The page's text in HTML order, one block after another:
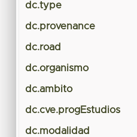
dc.type
dc.provenance
dc.road
dc.organismo
dc.ambito
dc.cve.progEstudios
dc.modalidad